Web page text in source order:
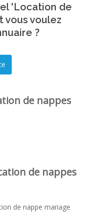
'Location de
vous voulez
?
de nappes
de nappes
de nappe mariage